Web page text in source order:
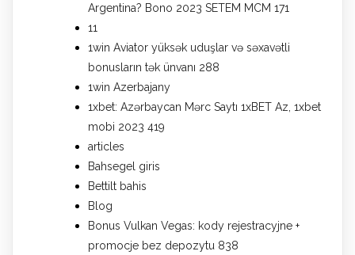
Argentina? Bono 2023 SETEM MCM 171
11
1win Aviator yüksək uduşlar və səxavətli
bonusların tək ünvanı 288
1win Azerbajany
1xbet: Azərbaycan Mərc Saytı 1xBET Az, 1xbet
mobi 2023 419
articles
Bahsegel giris
Bettilt bahis
Blog
Bonus Vulkan Vegas: kody rejestracyjne +
promocje bez depozytu 838